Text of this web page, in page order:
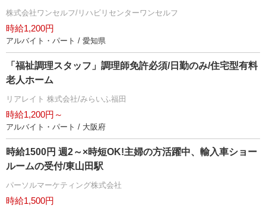
株式会社ワンセルフ/リハビリセンターワンセルフ
時給1,200円
アルバイト・パート / 愛知県
「福祉調理スタッフ」調理師免許必須/日勤のみ/住宅型有料
老人ホーム
リアレイト 株式会社/みらいふ福田
時給1,200円～
アルバイト・パート / 大阪府
時給1500円 週2～×時短OK!主婦の方活躍中、輸入車ショー
ルームの受付/東山田駅
パーソルマーケティング株式会社
時給1,500円